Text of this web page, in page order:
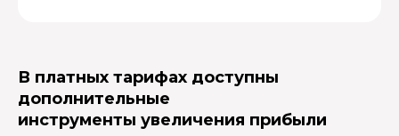
В платных тарифах доступны
дополнительные
инструменты увеличения прибыли